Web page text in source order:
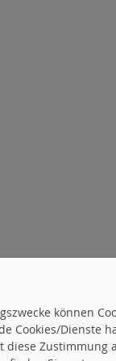
können
Cookies/Dienste
diese